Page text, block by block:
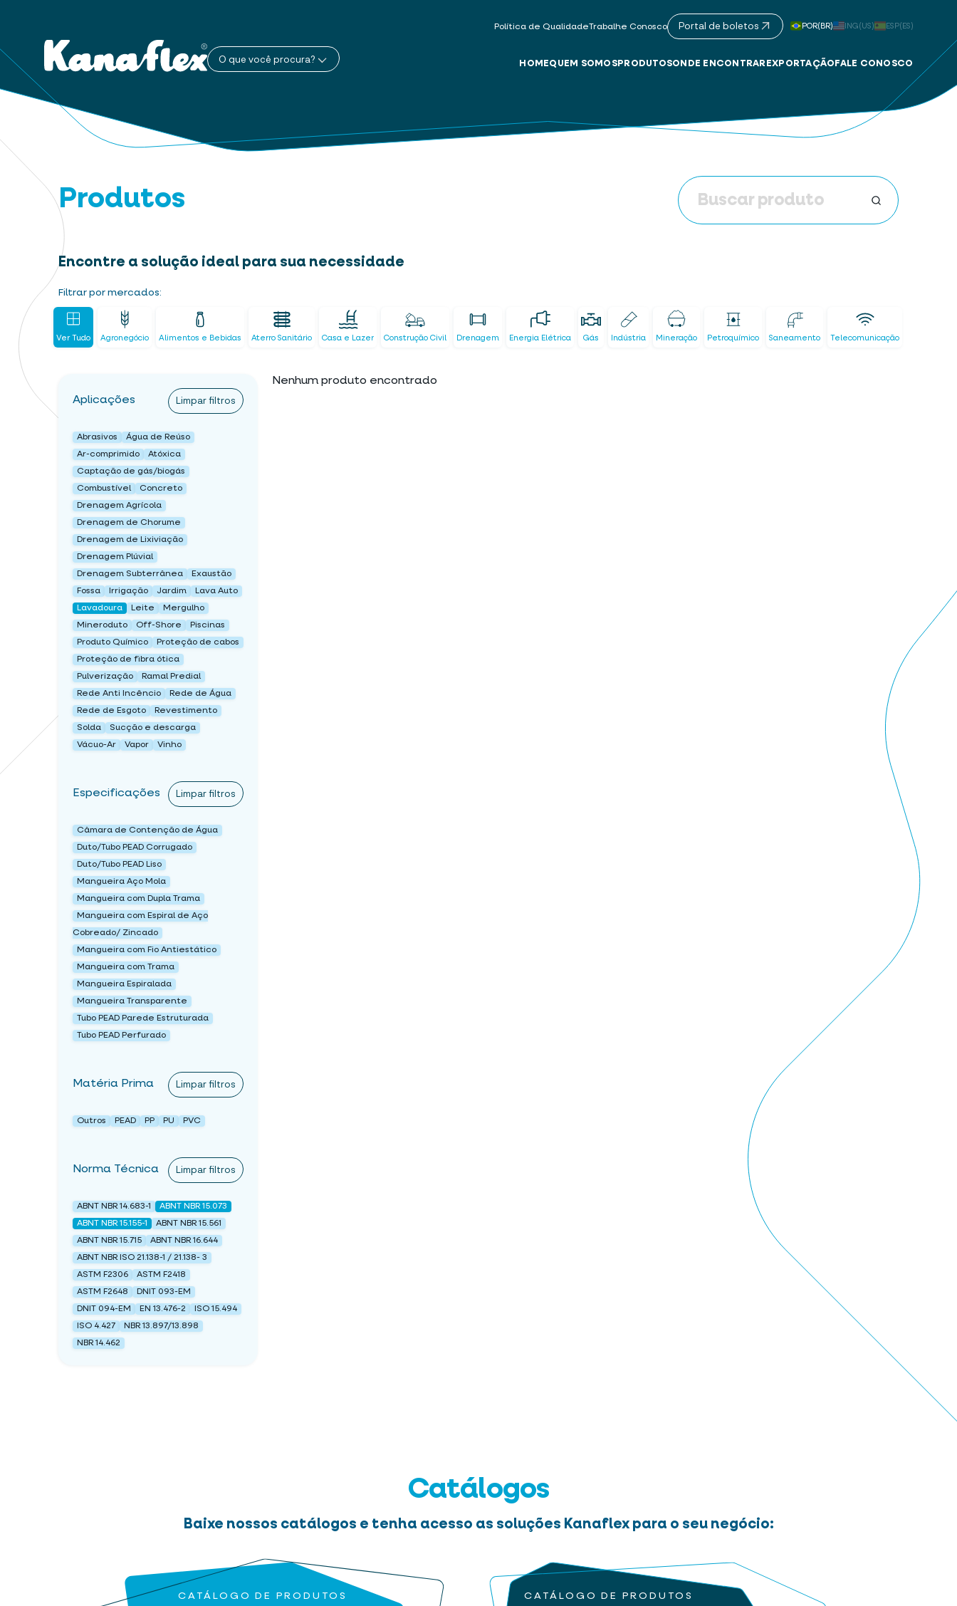
Política de QualidadeTrabalhe Conosco Portal de boletos POR(BR) ING(US) ESP(ES)
O que você procura? HOMEQUEM SOMOS PRODUTOSONDE ENCONTRAR EXPORTAÇÃO FALE CONOSCO
Produtos
Encontre a solução ideal para sua necessidade
Filtrar por mercados:
Ver Tudo Agronegócio Alimentos e Bebidas Aterro Sanitário Casa e Lazer Construção Civil Drenagem Energia Elétrica Gás Indústria Mineração Petroquímico Saneamento Telecomunicação
Aplicações Limpar filtros
Abrasivos
Água de Reúso
Ar-comprimido
Atóxica
Captação de gás/biogás
Combustível
Concreto
Drenagem Agrícola
Drenagem de Chorume
Drenagem de Lixiviação
Drenagem Plúvial
Drenagem Subterrânea
Exaustão
Fossa
Irrigação Jardim
Lava Auto
Lavadoura
Leite
Mergulho
Mineroduto
Off-Shore
Piscinas
Produto Químico
Proteção de cabos
Proteção de fibra ótica
Pulverização
Ramal Predial
Rede Anti Incêncio
Rede de Água
Rede de Esgoto
Revestimento
Solda
Sucção e descarga
Vácuo-Ar
Vapor Vinho
Especificações Limpar filtros
Câmara de Contenção de Água
Duto/Tubo PEAD Corrugado
Duto/Tubo PEAD Liso
Mangueira Aço Mola
Mangueira com Dupla Trama
Mangueira com Espiral de Aço
Cobreado/ Zincado
Mangueira com Fio Antiestático
Mangueira com Trama
Mangueira Espiralada
Mangueira Transparente
Tubo PEAD Parede Estruturada
Tubo PEAD Perfurado
Matéria Prima Limpar filtros
Outros PEAD PP PU PVC
Norma Técnica Limpar filtros
ABNT NBR 14.683-1
ABNT NBR 15.073
ABNT NBR 15.155-1
ABNT NBR 15.561
ABNT NBR 15.715
ABNT NBR 16.644
ABNT NBR ISO 21.138-1 / 21.138- 3
ASTM F2306
ASTM F2418
ASTM F2648
DNIT 093-EM
DNIT 094-EM
EN 13.476-2
ISO 15.494
ISO 4.427
NBR 13.897/13.898
NBR 14.462
Nenhum produto encontrado
Catálogos
Baixe nossos catálogos e tenha acesso as soluções Kanaflex para o seu negócio:
CATÁLOGO DE PRODUTOS CATÁLOGO DE PRODUTOS